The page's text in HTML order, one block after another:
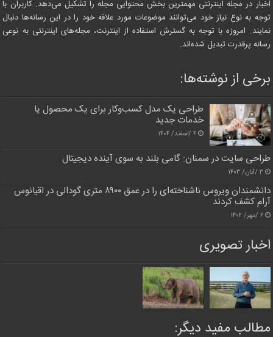
اخبار در مجله اینترنتی مهمترین بخش محتوایی مجله را تشکیل می‌دهد. کاربران با
توجه به نوع نیاز خود می‌توانند موضوعات مورد علاقه خود را در این رسانه‌ها دنبال
نمایند. امروزه با توجه به گسترش استفاده از اینترنت، مجله‌های اینترنتی به نوعی
رسانه پرقدرت تبدیل شده‌اند.
برخی از نوشته‌ها:
طراحی یک مدل کسب‌وکار برای یک محصول یا
خدمات جدید
۴ /اسفند/ ۱۴۰۴
طراحی سایت در سمنان: گامی بلند به سوی آینده دیجیتال
۳ /آبان/ ۱۴۰۳
دانشمندان ویروس ناشناخته‌ای را در عمق ۸۹۰۰ متری گودالی در اقیانوس
آرام کشف کردند
۶ /مهر/ ۱۴۰۲
اخبار تصویری
مطالب مفید دیگر: